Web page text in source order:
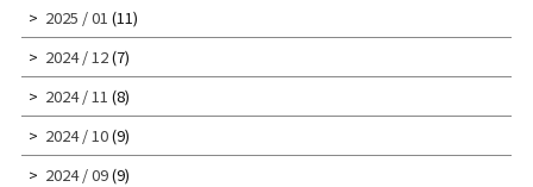
2025 / 01 (11)
2024 / 12(7)
2024 / 11 (8)
2024 / 10(9)
2024 / 09(9)